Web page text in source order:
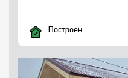
Построен